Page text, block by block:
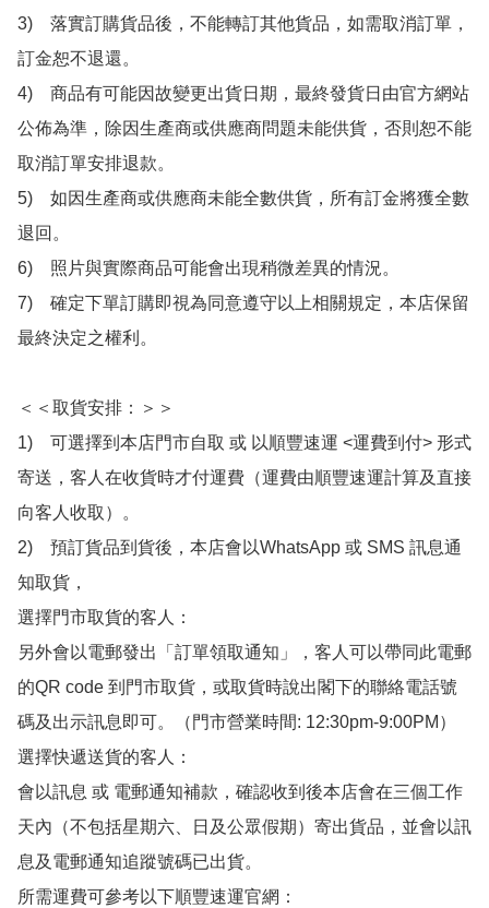
3)　落實訂購貨品後，不能轉訂其他貨品，如需取消訂單，
訂金恕不退還。
4)　商品有可能因故變更出貨日期，最終發貨日由官方網站
公佈為準，除因生產商或供應商問題未能供貨，否則恕不能
取消訂單安排退款。
5)　如因生產商或供應商未能全數供貨，所有訂金將獲全數
退回。
6)　照片與實際商品可能會出現稍微差異的情況。
7)　確定下單訂購即視為同意遵守以上相關規定，本店保留
最終決定之權利。
＜＜取貨安排：＞＞
1)　可選擇到本店門市自取 或 以順豐速運 <運費到付> 形式
寄送，客人在收貨時才付運費（運費由順豐速運計算及直接
向客人收取）。
2)　預訂貨品到貨後，本店會以WhatsApp 或 SMS 訊息通
知取貨，
選擇門市取貨的客人：
另外會以電郵發出「訂單領取通知」，客人可以帶同此電郵
的QR code 到門市取貨，或取貨時說出閣下的聯絡電話號
碼及出示訊息即可。（門市營業時間: 12:30pm-9:00PM）
選擇快遞送貨的客人：
會以訊息 或 電郵通知補款，確認收到後本店會在三個工作
天內（不包括星期六、日及公眾假期）寄出貨品，並會以訊
息及電郵通知追蹤號碼已出貨。
所需運費可參考以下順豐速運官網：